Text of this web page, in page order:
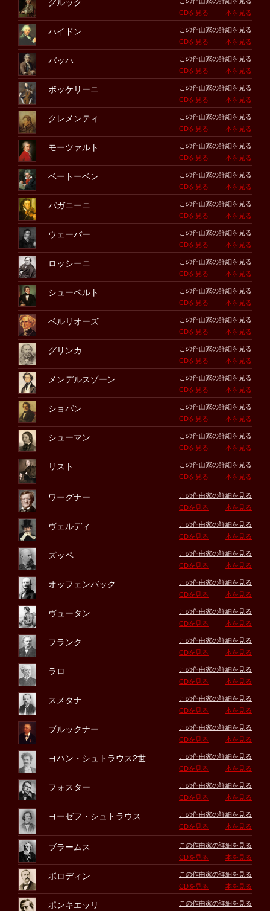
グルック
CDを見る
本を見る
ハイドン
この作曲家の詳細を見る
CDを見る
本を見る
バッハ
この作曲家の詳細を見る
CDを見る
本を見る
ボッケリーニ
この作曲家の詳細を見る
CDを見る
本を見る
クレメンティ
この作曲家の詳細を見る
CDを見る
本を見る
モーツァルト
この作曲家の詳細を見る
CDを見る
本を見る
ベートーベン
この作曲家の詳細を見る
CDを見る
本を見る
パガニーニ
この作曲家の詳細を見る
CDを見る
本を見る
ウェーバー
この作曲家の詳細を見る
CDを見る
本を見る
ロッシーニ
この作曲家の詳細を見る
CDを見る
本を見る
シューベルト
この作曲家の詳細を見る
CDを見る
本を見る
ベルリオーズ
この作曲家の詳細を見る
CDを見る
本を見る
グリンカ
この作曲家の詳細を見る
CDを見る
本を見る
メンデルスゾーン
この作曲家の詳細を見る
CDを見る
本を見る
ショパン
この作曲家の詳細を見る
CDを見る
本を見る
シューマン
この作曲家の詳細を見る
CDを見る
本を見る
リスト
この作曲家の詳細を見る
CDを見る
本を見る
ワーグナー
この作曲家の詳細を見る
CDを見る
本を見る
ヴェルディ
この作曲家の詳細を見る
CDを見る
本を見る
ズッペ
この作曲家の詳細を見る
CDを見る
本を見る
オッフェンバック
この作曲家の詳細を見る
CDを見る
本を見る
ヴュータン
この作曲家の詳細を見る
CDを見る
本を見る
フランク
この作曲家の詳細を見る
CDを見る
本を見る
ラロ
この作曲家の詳細を見る
CDを見る
本を見る
スメタナ
この作曲家の詳細を見る
CDを見る
本を見る
ブルックナー
この作曲家の詳細を見る
CDを見る
本を見る
ヨハン・シュトラウス2世
この作曲家の詳細を見る
CDを見る
本を見る
フォスター
この作曲家の詳細を見る
CDを見る
本を見る
ヨーゼフ・シュトラウス
この作曲家の詳細を見る
CDを見る
本を見る
ブラームス
この作曲家の詳細を見る
CDを見る
本を見る
ボロディン
この作曲家の詳細を見る
CDを見る
本を見る
ポンキエッリ
この作曲家の詳細を見る